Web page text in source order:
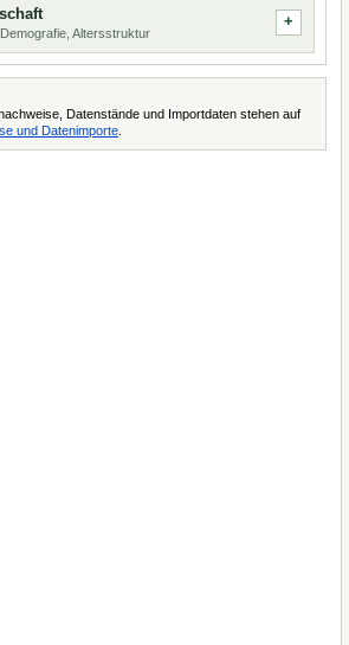
Altersstruktur
Datenstände und Importdaten stehen auf
und Datenimporte